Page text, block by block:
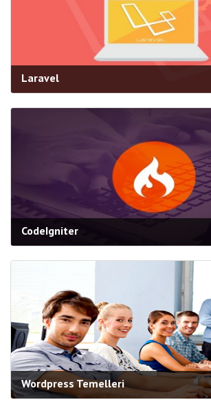
Laravel
Kategori:Web Programlama
CodeIgniter
Kategori:Web Programlama
Bilgi Al
Wordpress Temelleri
Kategori:Web Programlama